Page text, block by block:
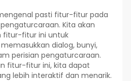
pasti fitur-fitur pada
Kita akan
fitur-fitur ini untuk
dialog, bunyi,
perisian pengaturcaraan.
fitur-fitur ini, kita dapat
lebih interaktif dan menarik.